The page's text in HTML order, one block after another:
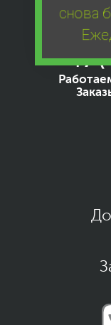
снова
+7